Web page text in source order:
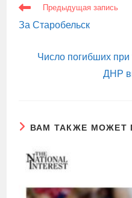
ЕЩЕ
СТАТЬИ
Предыдущая запись
За Старобельск
Число погибших
ДНР
ВАМ ТАКЖЕ МОЖЕТ